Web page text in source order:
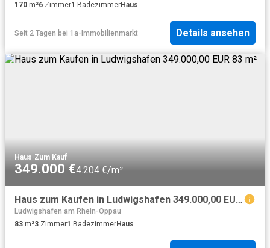
170 m²6 Zimmer1 BadezimmerHaus
Seit 2 Tagen bei 1a-Immobilienmarkt Details ansehen
Haus·Zum Kauf
349.000 €4.204 €/m²
Haus zum Kaufen in Ludwigshafen 349.000,00 EUR 83 m²
Ludwigshafen am Rhein-Oppau
83 m²3 Zimmer1 BadezimmerHaus